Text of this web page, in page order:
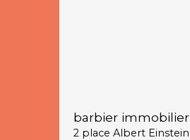
barbier immobilier
2 place Albert Einstein